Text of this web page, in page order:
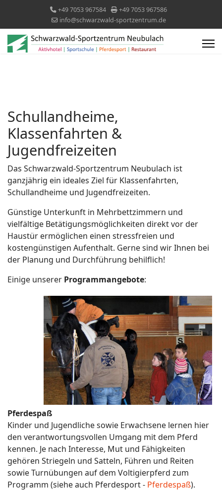
+49 7053 967584
+49 7053 967586
info@schwarzwald-sportzentrum.de
Schullandheime,
Klassenfahrten &
Jugendfreizeiten
Das Schwarzwald-Sportzentrum Neubulach ist
ganzjährig ein ideales Ziel für Klassenfahrten,
Schullandheime und Jugendfreizeiten.
Günstige Unterkunft in Mehrbettzimmern und
vielfältige Betätigungsmöglichkeiten direkt vor der
Haustür ermöglichen einen stressfreien und
kostengünstigen Aufenthalt. Gerne sind wir Ihnen bei
der Planung und Durchführung behilflich!
Einige unserer Programmangebote:
Pferdespaß
Kinder und Jugendliche sowie Erwachsene lernen hier
den verantwortungsvollen Umgang mit dem Pferd
kennen. Je nach Interesse, Mut und Fähigkeiten
gehören Striegeln und Satteln, Führen und Reiten
sowie Turnübungen auf dem Voltigierpferd zum
Programm (siehe auch Pferdesport - Pferdespaß).